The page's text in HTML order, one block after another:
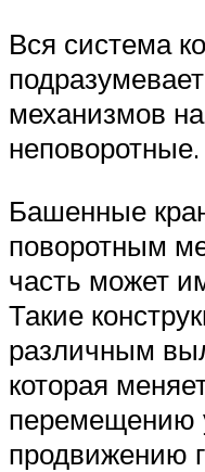
Вся система
механизмов
неповоротные.
Башенные
поворотным
часть может
Такие
различным
которая
перемещению
продвижению